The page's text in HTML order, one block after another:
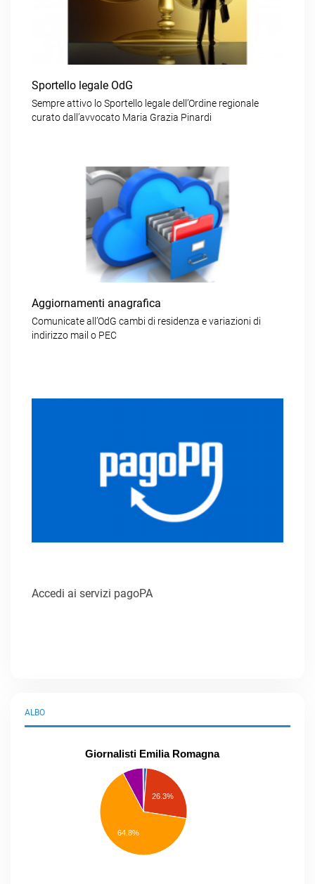
Sportello legale OdG
Sempre attivo lo Sportello legale dell’Ordine regionale
curato dall’avvocato Maria Grazia Pinardi
Aggiornamenti anagrafica
Comunicate all’OdG cambi di residenza e variazioni di
indirizzo mail o PEC
Accedi ai servizi pagoPA
ALBO
Giornalisti Emilia Romagna
26.3%
64.8%